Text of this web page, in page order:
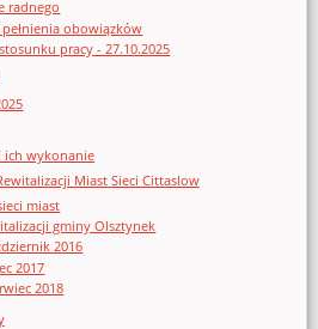
radnego
obowiązków
pracy - 27.10.2025
ich wykonanie
Miast Sieci Cittaslow
miast
gminy Olsztynek
2016
2017
2018